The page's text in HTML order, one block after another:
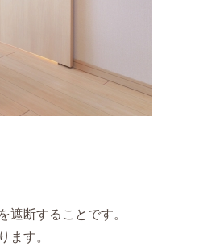
遮断することです。
ます。